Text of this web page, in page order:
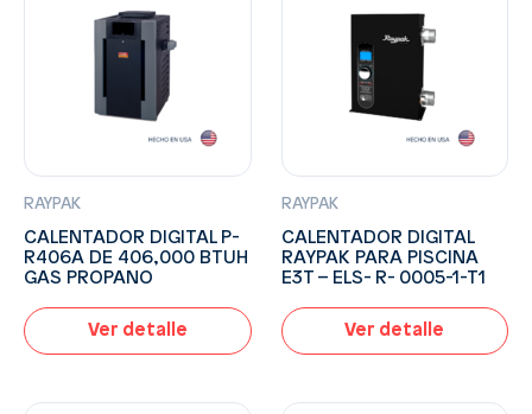
RAYPAK
CALENTADOR DIGITAL P-
R406A DE 406,000 BTUH
GAS PROPANO
Ver detalle
RAYPAK
CALENTADOR DIGITAL
RAYPAK PARA PISCINA
E3T – ELS- R- 0005-1-T1
Ver detalle